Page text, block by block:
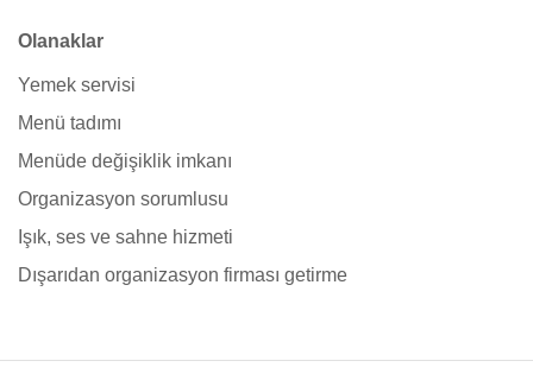
Olanaklar
Yemek servisi
Menü tadımı
Menüde değişiklik imkanı
Organizasyon sorumlusu
Işık, ses ve sahne hizmeti
Dışarıdan organizasyon firması getirme